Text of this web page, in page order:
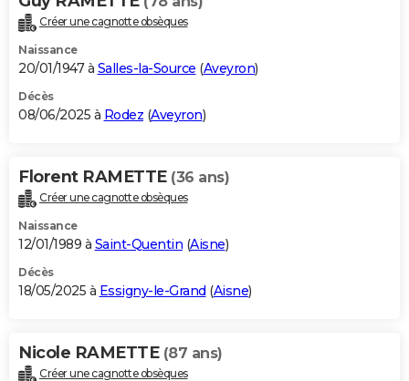
Créer une cagnotte obsèques
Naissance
20/01/1947 à Salles-la-Source (Aveyron)
Décès
08/06/2025 à Rodez (Aveyron)
Florent RAMETTE (36 ans)
Créer une cagnotte obsèques
Naissance
12/01/1989 à Saint-Quentin (Aisne)
Décès
18/05/2025 à Essigny-le-Grand (Aisne)
Nicole RAMETTE (87 ans)
Créer une cagnotte obsèques